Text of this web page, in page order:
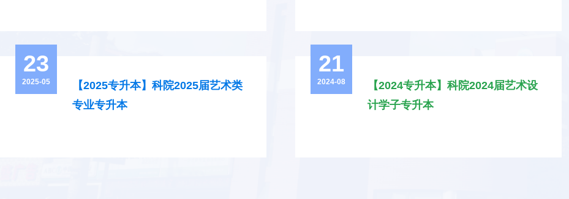
23
2025-05
【2025专升本】科院2025届艺术类
专业专升本
21
2024-08
【2024专升本】科院2024届艺术设
计学子专升本